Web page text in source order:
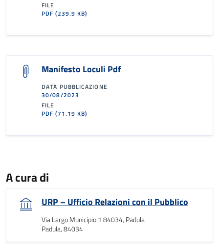
FILE
PDF(239.9 KB)
Manifesto Loculi Pdf
DATA PUBBLICAZIONE
30/08/2023
FILE
PDF(71.19 KB)
A cura di
URP – Ufficio Relazioni con il Pubblico
Via Largo Municipio 1 84034, Padula
Padula, 84034